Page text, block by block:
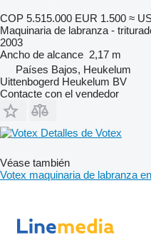
COP 5.515.000 EUR 1.500 ≈
Maquinaria de labranza -
2003
Ancho de alcance 2,17 m
Países Bajos, Heukelum
Uittenbogerd Heukelum BV
Contacte con el vendedor
Detalles de Votex
Véase también
Votex maquinaria de labranza